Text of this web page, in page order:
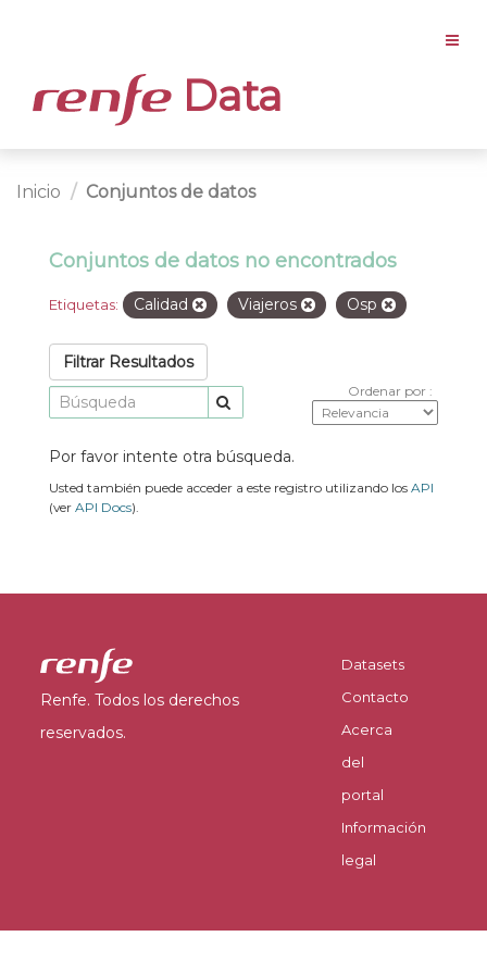
Data
Inicio Conjuntos de datos
Conjuntos de datos no encontrados
Etiquetas: Calidad Viajeros Osp
Filtrar Resultados
Ordenar por
Por favor intente otra búsqueda.
Usted también puede acceder a este registro utilizando los API
(ver API Docs).
Renfe. Todos los derechos
reservados.
Datasets
Contacto
Acerca
del
portal
Información
legal